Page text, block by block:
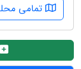
تمامی